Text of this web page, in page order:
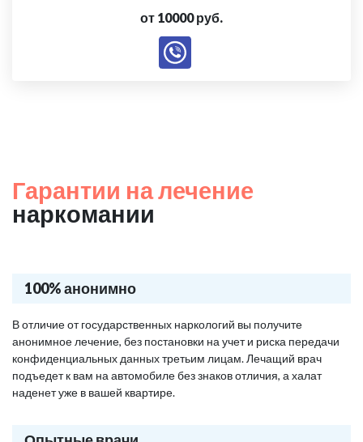
от 10000 руб.
Гарантии на лечение
наркомании
100% анонимно
В отличие от государственных наркологий вы получите
анонимное лечение, без постановки на учет и риска передачи
конфиденциальных данных третьим лицам. Лечащий врач
подъедет к вам на автомобиле без знаков отличия, а халат
наденет уже в вашей квартире.